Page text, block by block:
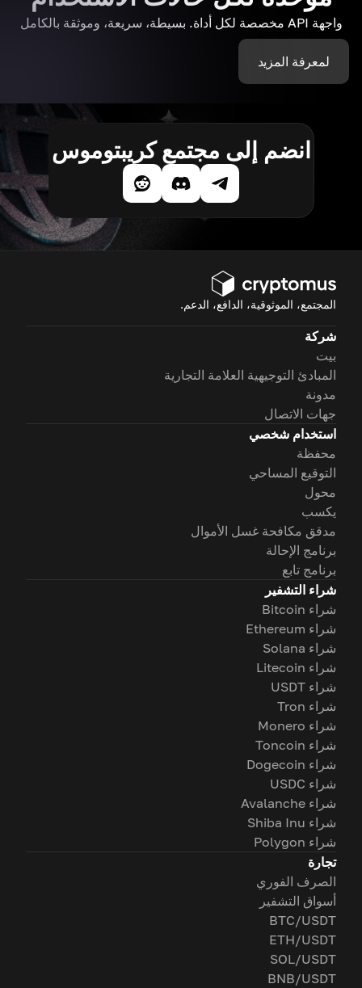
واجهة API مخصصة لكل أداة. بسيطة، سريعة، وموثقة بالكامل
لمعرفة المزيد
انضم إلى مجتمع كريبتوموس
المجتمع، الموثوقية، الدافع، الدعم.
شركة
بيت
المبادئ التوجيهية العلامة التجارية
مدونة
جهات الاتصال
استخدام شخصي
محفظة
التوقيع المساحي
محول
يكسب
مدقق مكافحة غسل الأموال
برنامج الإحالة
برنامج تابع
شراء التشفير
شراء Bitcoin
شراء Ethereum
شراء Solana
شراء Litecoin
شراء USDT
شراء Tron
شراء Monero
شراء Toncoin
شراء Dogecoin
شراء USDC
شراء Avalanche
شراء Shiba Inu
شراء Polygon
تجارة
الصرف الفوري
أسواق التشفير
BTC/USDT
ETH/USDT
SOL/USDT
BNB/USDT